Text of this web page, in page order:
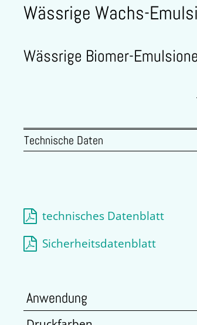
Wässrige Wachs-
Wässrige Biomer-
Technische Daten
technisches Datenblatt
Sicherheitsdatenblatt
Anwendung